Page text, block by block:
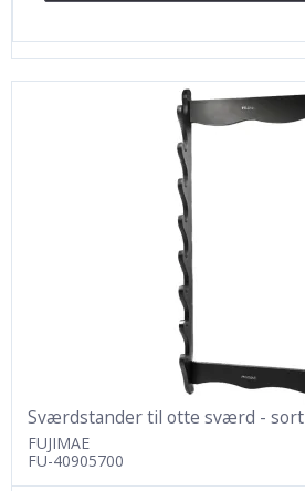
Sværdstander til otte sværd - sort
FUJIMAE
FU-40905700